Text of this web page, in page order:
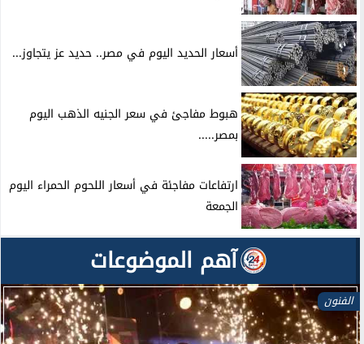
أسعار الحديد اليوم في مصر.. حديد عز يتجاوز...
هبوط مفاجئ في سعر الجنيه الذهب اليوم
بمصر.....
ارتفاعات مفاجئة في أسعار اللحوم الحمراء اليوم
الجمعة
آهم الموضوعات
الفنون